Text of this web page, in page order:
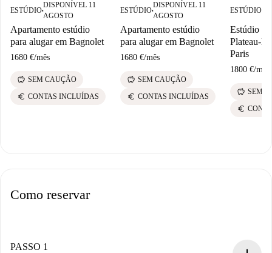
ESTÚDIO■
DISPONÍVEL 11
AGOSTO
Apartamento estúdio
para alugar em Bagnolet
1680 €/mês
savings SEM CAUÇÃO
euro CONTAS INCLUÍDAS
ESTÚDIO■
DISPONÍVEL 11
AGOSTO
Apartamento estúdio
para alugar em Bagnolet
1680 €/mês
savings SEM CAUÇÃO
euro CONTAS INCLUÍDAS
ESTÚDIO
Estúdio
Plateau-
Paris
1800 €/mês
savings SEM
euro
Como reservar
PASSO 1